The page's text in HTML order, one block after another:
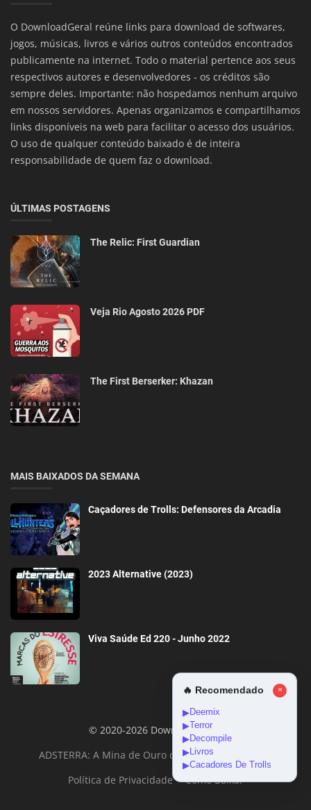
O DownloadGeral reúne links para download de softwares,
jogos, músicas, livros e vários outros conteúdos encontrados
publicamente na internet. Todo o material pertence aos seus
respectivos autores e desenvolvedores - os créditos são
sempre deles. Importante: não hospedamos nenhum arquivo
em nossos servidores. Apenas organizamos e compartilhamos
links disponíveis na web para facilitar o acesso dos usuários.
O uso de qualquer conteúdo baixado é de inteira
responsabilidade de quem faz o download.
ÚLTIMAS POSTAGENS
The Relic: First Guardian
Veja Rio Agosto 2026 PDF
The First Berserker: Khazan
MAIS BAIXADOS DA SEMANA
Caçadores de Trolls: Defensores da Arcadia
2023 Alternative (2023)
Viva Saúde Ed 220 - Junho 2022
© 2020-2026 DownloadGeral
ADSTERRA: A Mina de Ouro da Monetização Online
Política de Privacidade
Como Baixar
🔥 Recomendado ×
▶Deemix
▶Terror
▶Decompile
▶Livros
▶Cacadores De Trolls